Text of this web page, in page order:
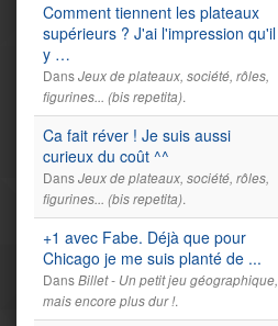
Comment tiennent les plateaux
supérieurs ? J'ai l'impression qu'il
y …
DansJeux de plateaux, société, rôles,
figurines... (bis repetita).
Ca fait réver ! Je suis aussi
curieux du coût ^^
DansJeux de plateaux, société, rôles,
figurines... (bis repetita).
+1 avec Fabe. Déjà que pour
Chicago je me suis planté de ...
DansBillet - Un petit jeu géographique,
mais encore plus dur !.